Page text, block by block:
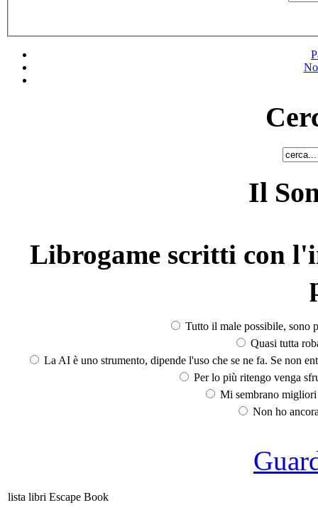
Il
Librogame scritti con
Tutto il male possibile, sono
Quasi tutta
La AI è uno strumento, dipende l'uso che se ne fa. Se non
Per lo più ritengo venga
Mi sembrano
Non ho
lista libri Escape Book